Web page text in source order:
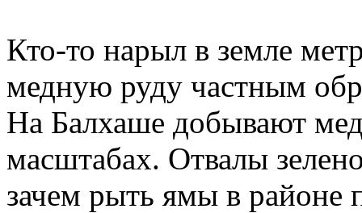
Кто-то нарыл в земле
медную руду частным
На Балхаше добывают
масштабах. Отвалы
зачем рыть ямы в районе